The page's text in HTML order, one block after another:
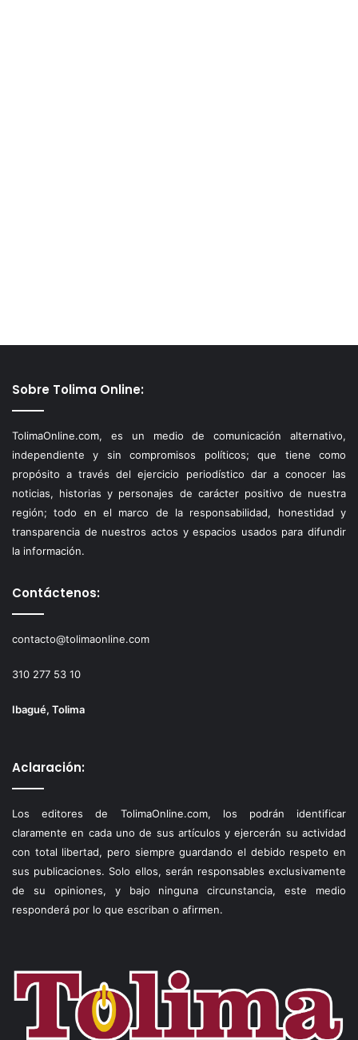
Sobre Tolima Online:
TolimaOnline.com, es un medio de comunicación alternativo,
independiente y sin compromisos políticos; que tiene como
propósito a través del ejercicio periodístico dar a conocer las
noticias, historias y personajes de carácter positivo de nuestra
región; todo en el marco de la responsabilidad, honestidad y
transparencia de nuestros actos y espacios usados para difundir
la información.
Contáctenos:
contacto@tolimaonline.com
310 277 53 10
Ibagué, Tolima
Aclaración:
Los editores de TolimaOnline.com, los podrán identificar
claramente en cada uno de sus artículos y ejercerán su actividad
con total libertad, pero siempre guardando el debido respeto en
sus publicaciones. Solo ellos, serán responsables exclusivamente
de su opiniones, y bajo ninguna circunstancia, este medio
responderá por lo que escriban o afirmen.